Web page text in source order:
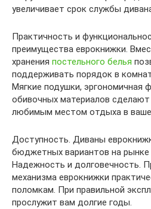
увеличивает срок службы
Практичность и
преимущества еврокнижки.
хранения постельного белья
поддерживать порядок в
Мягкие подушки, эргономичная
обивочных материалов
любимым местом отдыха в
Доступность. Диваны
бюджетных вариантов на рынке
Надежность и долговечность.
механизма еврокнижки
поломкам. При правильной
прослужит вам долгие годы.